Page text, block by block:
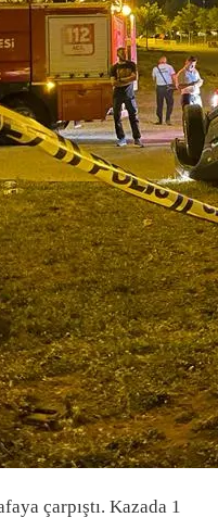
çarpıştı. Kazada 1